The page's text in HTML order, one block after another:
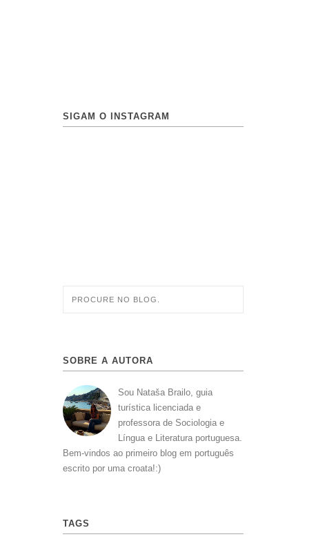
SIGAM O INSTAGRAM
SOBRE A AUTORA
Sou Nataša Brailo, guia
turística licenciada e
professora de Sociologia e
Língua e Literatura portuguesa.
Bem-vindos ao primeiro blog em português
escrito por uma croata!:)
TAGS